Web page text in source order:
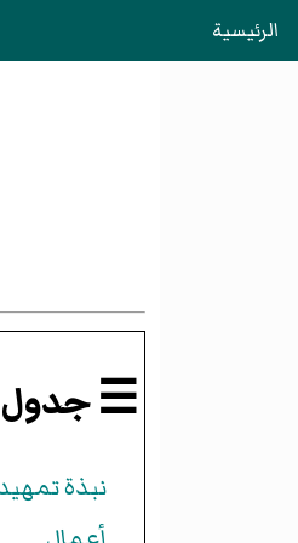
الرئيسية
☰ جدول
نبذة